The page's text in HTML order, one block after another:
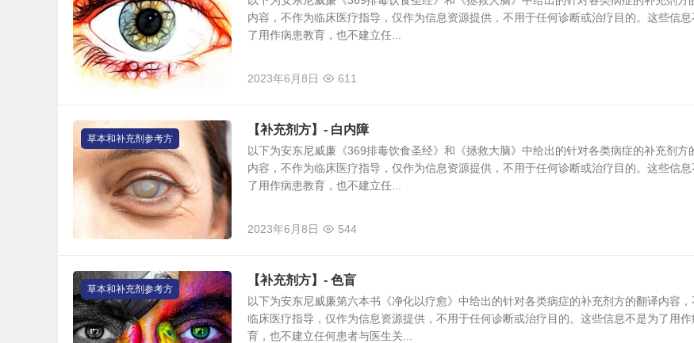
内容，不作为临床医疗指导，仅作为信息资源提供，不用于任何诊断或治疗目的。这些信息
了用作病患教育，也不建立任...
2023年6月8日 611
草本和补充剂参考方
【补充剂方】- 白内障
以下为安东尼威廉《369排毒饮食圣经》和《拯救大脑》中给出的针对各类病症的补充剂方
内容，不作为临床医疗指导，仅作为信息资源提供，不用于任何诊断或治疗目的。这些信息
了用作病患教育，也不建立任...
2023年6月8日 544
草本和补充剂参考方
【补充剂方】- 色盲
以下为安东尼威廉第六本书《净化以疗愈》中给出的针对各类病症的补充剂方的翻译内容，
临床医疗指导，仅作为信息资源提供，不用于任何诊断或治疗目的。这些信息不是为了用作
育，也不建立任何患者与医生关...